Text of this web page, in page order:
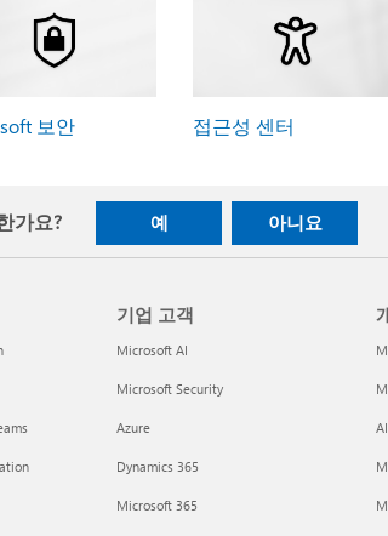
보안 접근성 센터
가요? 예 아니요
기업 고객
Microsoft AI
Microsoft Security
Azure
Dynamics 365
Microsoft 365